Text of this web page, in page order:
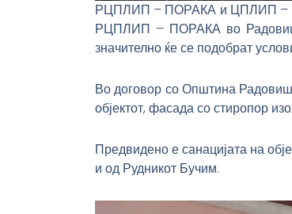
РЦПЛИП – ПОРАКА и ЦПЛИП –
РЦПЛИП – ПОРАКА во Радовиш,
значително ќе се подобрат
Во договор со Општина
објектот, фасада со стиропор
Предвидено е санацијата на
и од Рудникот Бучим.